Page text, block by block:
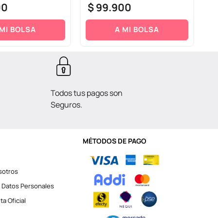
BOLSA
$99.900
A MI BOLSA
Todos tus pagos son
Seguros.
Personales
Oficial
MÉTODOS DE PAGO